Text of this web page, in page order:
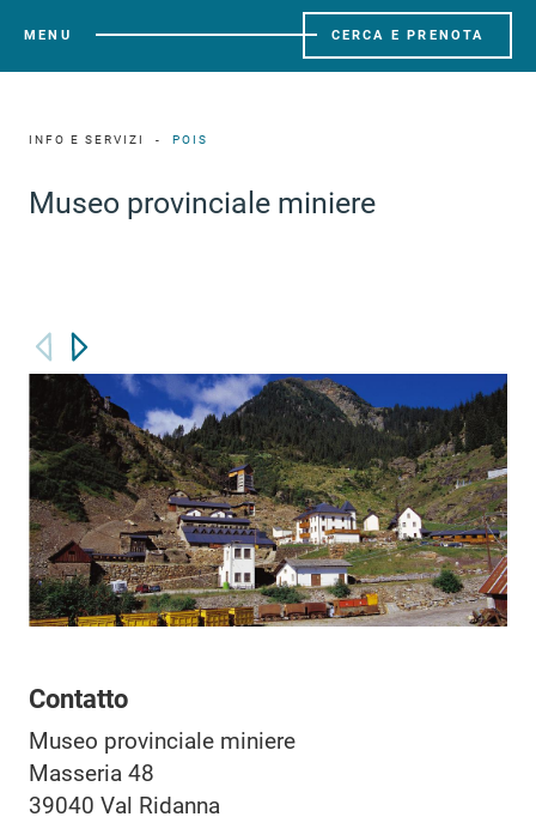
MENU CERCA E PRENOTA
INFO E SERVIZI POIS
Museo provinciale miniere
Contatto
Museo provinciale miniere
Masseria 48
39040 Val Ridanna